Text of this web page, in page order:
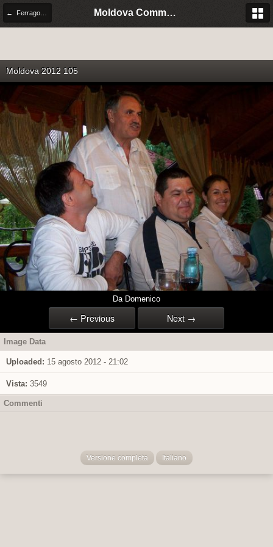
Moldova Community Italia
Moldova 2012 105
Da Domenico
← Previous Next →
Image Data
Uploaded: 15 agosto 2012 - 21:02
Vista: 3549
Commenti
Versione completa Italiano